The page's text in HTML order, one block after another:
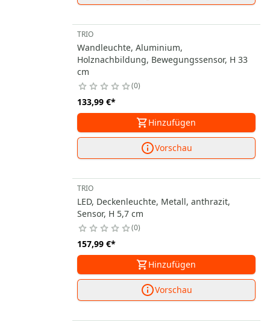
TRIO
Wandleuchte, Aluminium,
Holznachbildung, Bewegungssensor, H 33
cm
0
133,99 €*
Hinzufügen
Vorschau
TRIO
LED, Deckenleuchte, Metall, anthrazit,
Sensor, H 5,7 cm
0
157,99 €*
Hinzufügen
Vorschau